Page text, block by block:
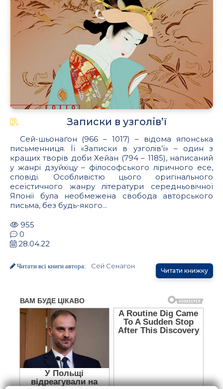
Записки в узголів’ї
Сей-шьонаґон (966 – 1017) – відома японська
письменниця. Її «Записки в узголів’ї» – один з
кращих творів доби Хейан (794 – 1185), написаний
у жанрі дзуйхіцу – філософського ліричного есе,
сповіді. Особливістю цього оригінального
есеїстичного жанру літератури середньовічної
Японії була необмежена свобода авторського
письма, без будь-якого...
955
0
28.04.22
Читати всі книги автора: Сей Сенагон
Читати книжку